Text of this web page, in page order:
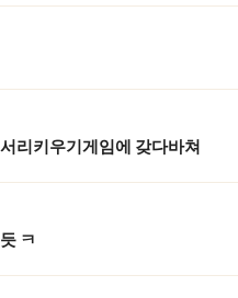
리키우기게임에 갖다바쳐
ㅋ